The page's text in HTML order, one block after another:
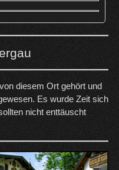
diesem Ort gehört und
Es wurde Zeit sich
nicht enttäuscht